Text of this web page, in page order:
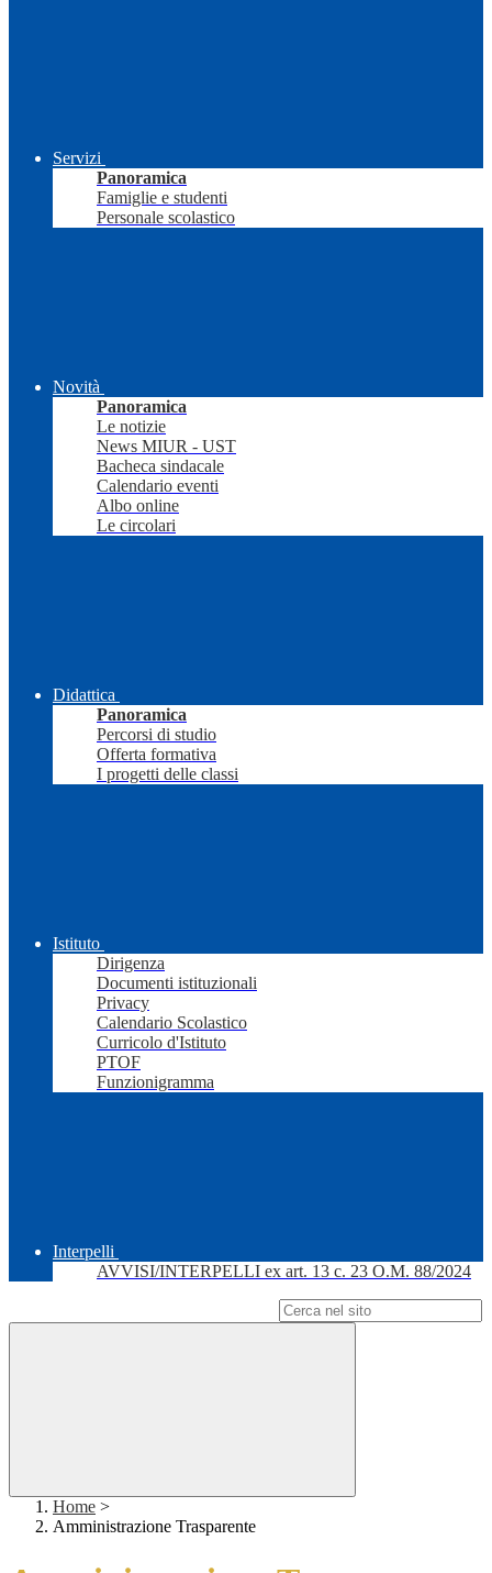
Servizi
Panoramica
Famiglie e studenti
Personale scolastico
Novità
Panoramica
Le notizie
News MIUR - UST
Bacheca sindacale
Calendario eventi
Albo online
Le circolari
Didattica
Panoramica
Percorsi di studio
Offerta formativa
I progetti delle classi
Istituto
Dirigenza
Documenti istituzionali
Privacy
Calendario Scolastico
Curricolo d'Istituto
PTOF
Funzionigramma
Interpelli
AVVISI/INTERPELLI ex art. 13 c. 23 O.M. 88/2024
Home >
Amministrazione Trasparente